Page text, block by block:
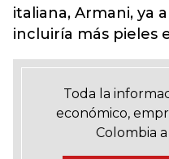
italiana, Armani, ya
incluiría más pieles
Toda la
económico,
Colombia